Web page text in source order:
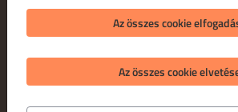
FIZETÉSI LEHETŐSÉGEK HÁZHOZSZÁLLÍTÁ S
FIZETÉSI LEHETŐSÉGEK SZEMÉLYES ÁTVÉTEL
Az összes cookie
Az összes cookie